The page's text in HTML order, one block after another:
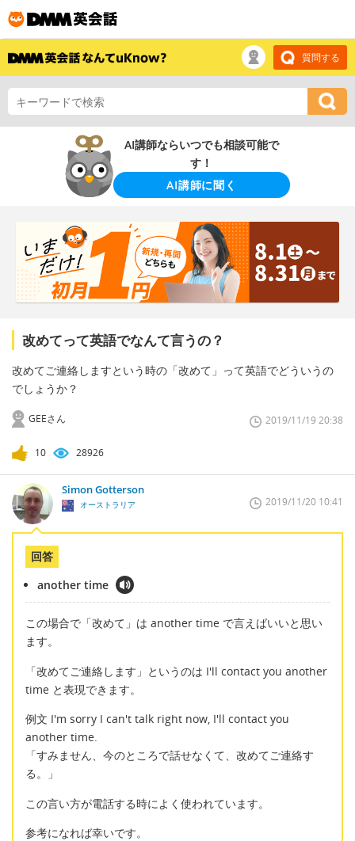
質問する
AI講師ならいつでも相談可能で
す！
AI講師に聞く
改めてって英語でなんて言うの？
改めてご連絡しますという時の「改めて」って英語でどういうの
でしょうか？
GEEさん 2019/11/19 20:38
10 28926
Simon Gotterson
オーストラリア 2019/11/20 10:41
回答
another time
この場合で「改めて」は another time で言えばいいと思い
ます。
「改めてご連絡します」というのは I'll contact you another
time と表現できます。
例文 I'm sorry I can't talk right now, I'll contact you
another time.
「すみません、今のところで話せなくて、改めてご連絡す
る。」
この言い方が電話する時によく使われています。
参考になれば幸いです。